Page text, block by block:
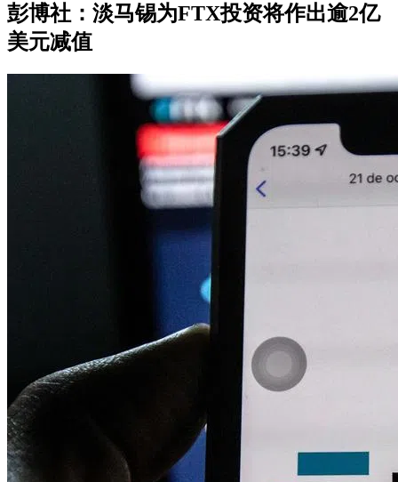
彭博社：淡马锡为FTX投资将作出逾2亿
美元减值